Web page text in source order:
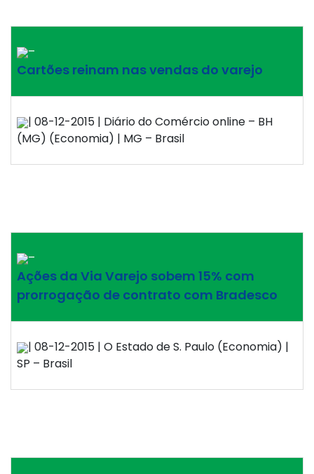
–
Cartões reinam nas vendas do varejo
| 08-12-2015 | Diário do Comércio online – BH
(MG) (Economia) | MG – Brasil
–
Ações da Via Varejo sobem 15% com
prorrogação de contrato com Bradesco
| 08-12-2015 | O Estado de S. Paulo (Economia) |
SP – Brasil